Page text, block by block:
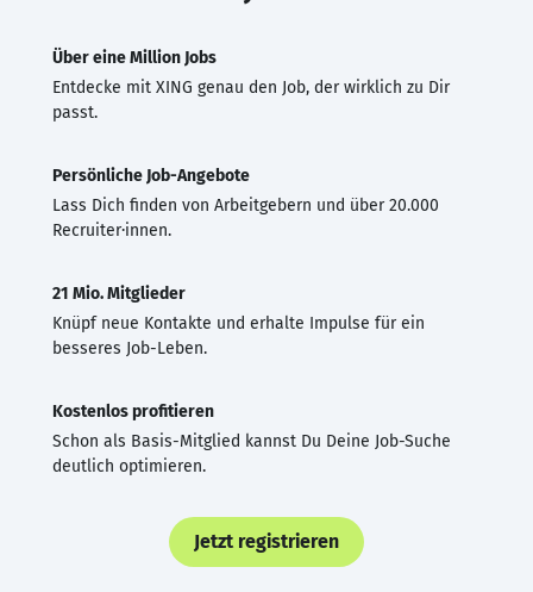
Über eine Million Jobs
Entdecke mit XING genau den Job, der wirklich zu Dir
passt.
Persönliche Job-Angebote
Lass Dich finden von Arbeitgebern und über 20.000
Recruiter·innen.
21 Mio. Mitglieder
Knüpf neue Kontakte und erhalte Impulse für ein
besseres Job-Leben.
Kostenlos profitieren
Schon als Basis-Mitglied kannst Du Deine Job-Suche
deutlich optimieren.
Jetzt registrieren